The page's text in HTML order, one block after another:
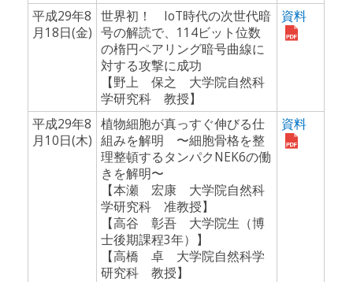
平成29年8
月18日(金)
世界初！ IoT時代の次世代暗
号の解読で、114ビット位数
の楕円ペアリング暗号曲線に
対する攻撃に成功
【野上 保之 大学院自然科
学研究科 教授】
資料
平成29年8
月10日(木)
植物細胞が真っすぐ伸びる仕
組みを解明 〜細胞骨格を整
理整頓するタンパクNEK6の働
きを解明〜
【本瀬 宏康 大学院自然科
学研究科 准教授】
【高谷 彰吾 大学院生（博
士後期課程3年）】
【高橋 卓 大学院自然科学
研究科 教授】
資料